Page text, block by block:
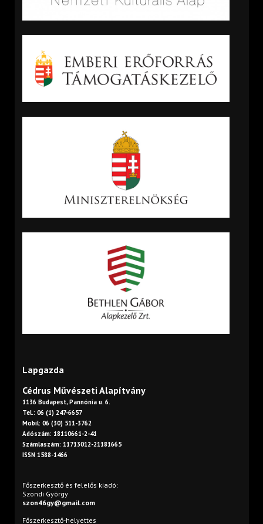
Lapgazda
Cédrus Művészeti Alapítvány
1136 Budapest, Pannónia u. 6.
Tel.: 06 (1) 247-6657
Mobil: 06 (30) 511-3762
Adószám: 18110661-2-41
Számlaszám: 11713012-21181665
ISSN 1588-1466
Főszerkesztő és felelős kiadó:
Szondi György
szon46gy@gmail.com
Főszerkesztő-helyettes